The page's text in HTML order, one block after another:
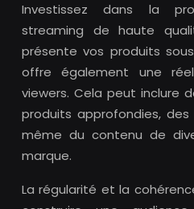
Investissez dans la
streaming de haute
présente vos produits
offre également une
viewers. Cela peut inclure
produits approfondies, des
même du contenu de
marque.
La régularité et la